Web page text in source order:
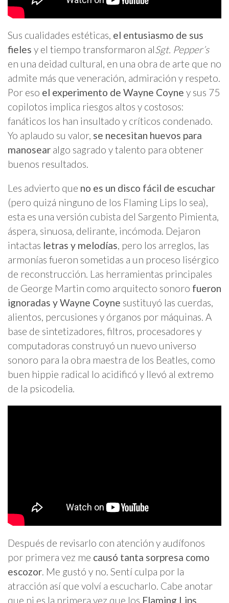
Sus cualidades estéticas, el entusiasmo de sus
fieles y el tiempo transformaron alSgt. Pepper’s
en una deidad cultural, en una obra de arte que no
admite más que veneración, admiración y respeto.
Por eso el experimento de Wayne Coyne y sus 75
copilotos implica riesgos altos y costosos:
fanáticos los han insultado y críticos condenado.
Yo aplaudo su valor, se necesitan huevos para
manosear algo sagrado y talento para obtener
buenos resultados.
Les advierto que no es un disco fácil de escuchar
(pero quizá ninguno de los Flaming Lips lo sea),
esta es una versión cubista del Sargento Pimienta,
áspera, sinuosa, delirante, incómoda. Dejaron
intactas letras y melodías, pero los arreglos, las
armonías fueron sometidas a un proceso lisérgico
de reconstrucción. Las herramientas principales
de George Martin como arquitecto sonoro fueron
ignoradas y Wayne Coyne sustituyó las cuerdas,
alientos, percusiones y órganos por máquinas. A
base de sintetizadores, filtros, procesadores y
computadoras construyó un nuevo universo
sonoro para la obra maestra de los Beatles, como
buen hippie radical lo acidificó y llevó al extremo
de la psicodelia.
Después de revisarlo con atención y audífonos
por primera vez me causó tanta sorpresa como
escozor. Me gustó y no. Sentí culpa por la
atracción así que volví a escucharlo. Cabe anotar
que ni es la primera vez que los Flaming Lips